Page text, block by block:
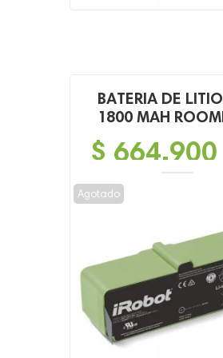
BATERIA DE LITIO
1800 MAH
$ 664,900
Agotado